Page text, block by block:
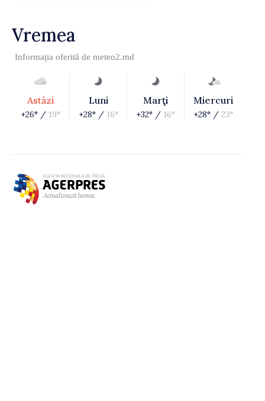
Vremea
Informația oferită de meteo2.md
Astăzi
+26° / 19°
Luni
+28° / 16°
Marţi
+32° / 16°
Miercuri
+28° / 23°